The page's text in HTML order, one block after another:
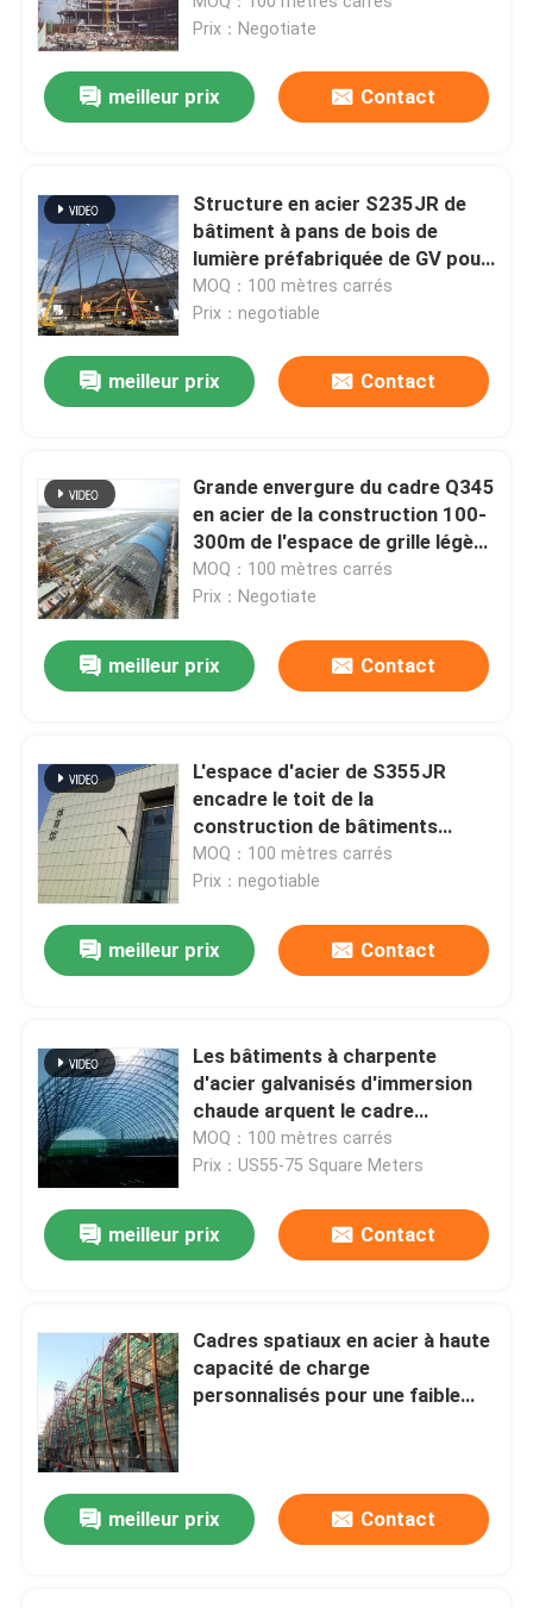
Maison
Prix：Negotiate
meilleur prix Contact
Structure en acier S235JR de
bâtiment à pans de bois de
lumière préfabriquée de GV pour
le hangar de charbon
MOQ：100 mètres carrés
Prix：negotiable
meilleur prix Contact
Grande envergure du cadre Q345
en acier de la construction 100-
300m de l'espace de grille légère
de cadre
MOQ：100 mètres carrés
Prix：Negotiate
meilleur prix Contact
L'espace d'acier de S355JR
encadre le toit de la
construction de bâtiments
150mm Rockwool pour le stade
MOQ：100 mètres carrés
Prix：negotiable
meilleur prix Contact
Les bâtiments à charpente
d'acier galvanisés d'immersion
chaude arquent le cadre
structurel 300m de l'espace
MOQ：100 mètres carrés
Prix：US55-75 Square Meters
meilleur prix Contact
Cadres spatiaux en acier à haute
capacité de charge
personnalisés pour une faible
industriels
meilleur prix Contact